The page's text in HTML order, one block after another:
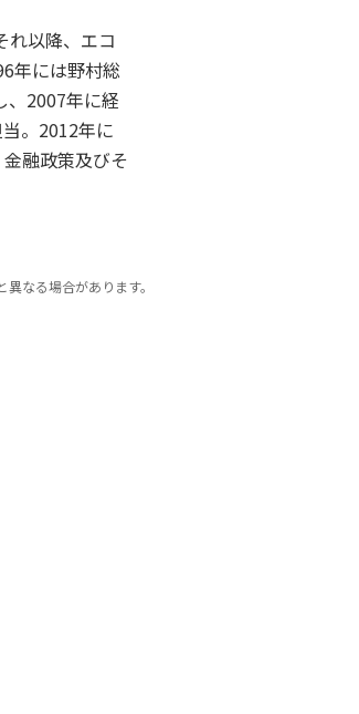
れ以降、エコ
年には野村総
、2007年に経
。2012年に
融政策及びそ
なる場合があります。